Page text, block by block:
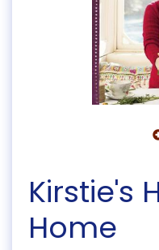
Kirstie's
Home